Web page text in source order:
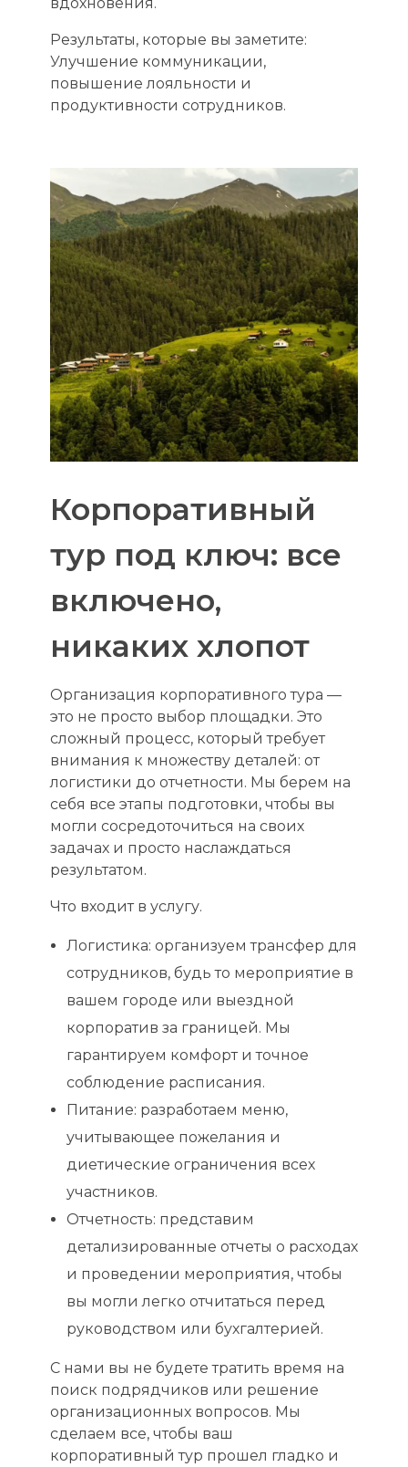
Результаты, которые вы заметите:
Улучшение коммуникации,
повышение лояльности и
продуктивности сотрудников.
Корпоративный
тур под ключ: все
включено,
никаких хлопот
Организация корпоративного тура —
это не просто выбор площадки. Это
сложный процесс, который требует
внимания к множеству деталей: от
логистики до отчетности. Мы берем на
себя все этапы подготовки, чтобы вы
могли сосредоточиться на своих
задачах и просто наслаждаться
результатом.
Что входит в услугу.
Логистика: организуем трансфер для
сотрудников, будь то мероприятие в
вашем городе или выездной
корпоратив за границей. Мы
гарантируем комфорт и точное
соблюдение расписания.
Питание: разработаем меню,
учитывающее пожелания и
диетические ограничения всех
участников.
Отчетность: представим
детализированные отчеты о расходах
и проведении мероприятия, чтобы
вы могли легко отчитаться перед
руководством или бухгалтерией.
С нами вы не будете тратить время на
поиск подрядчиков или решение
организационных вопросов. Мы
сделаем все, чтобы ваш
корпоративный тур прошел гладко и